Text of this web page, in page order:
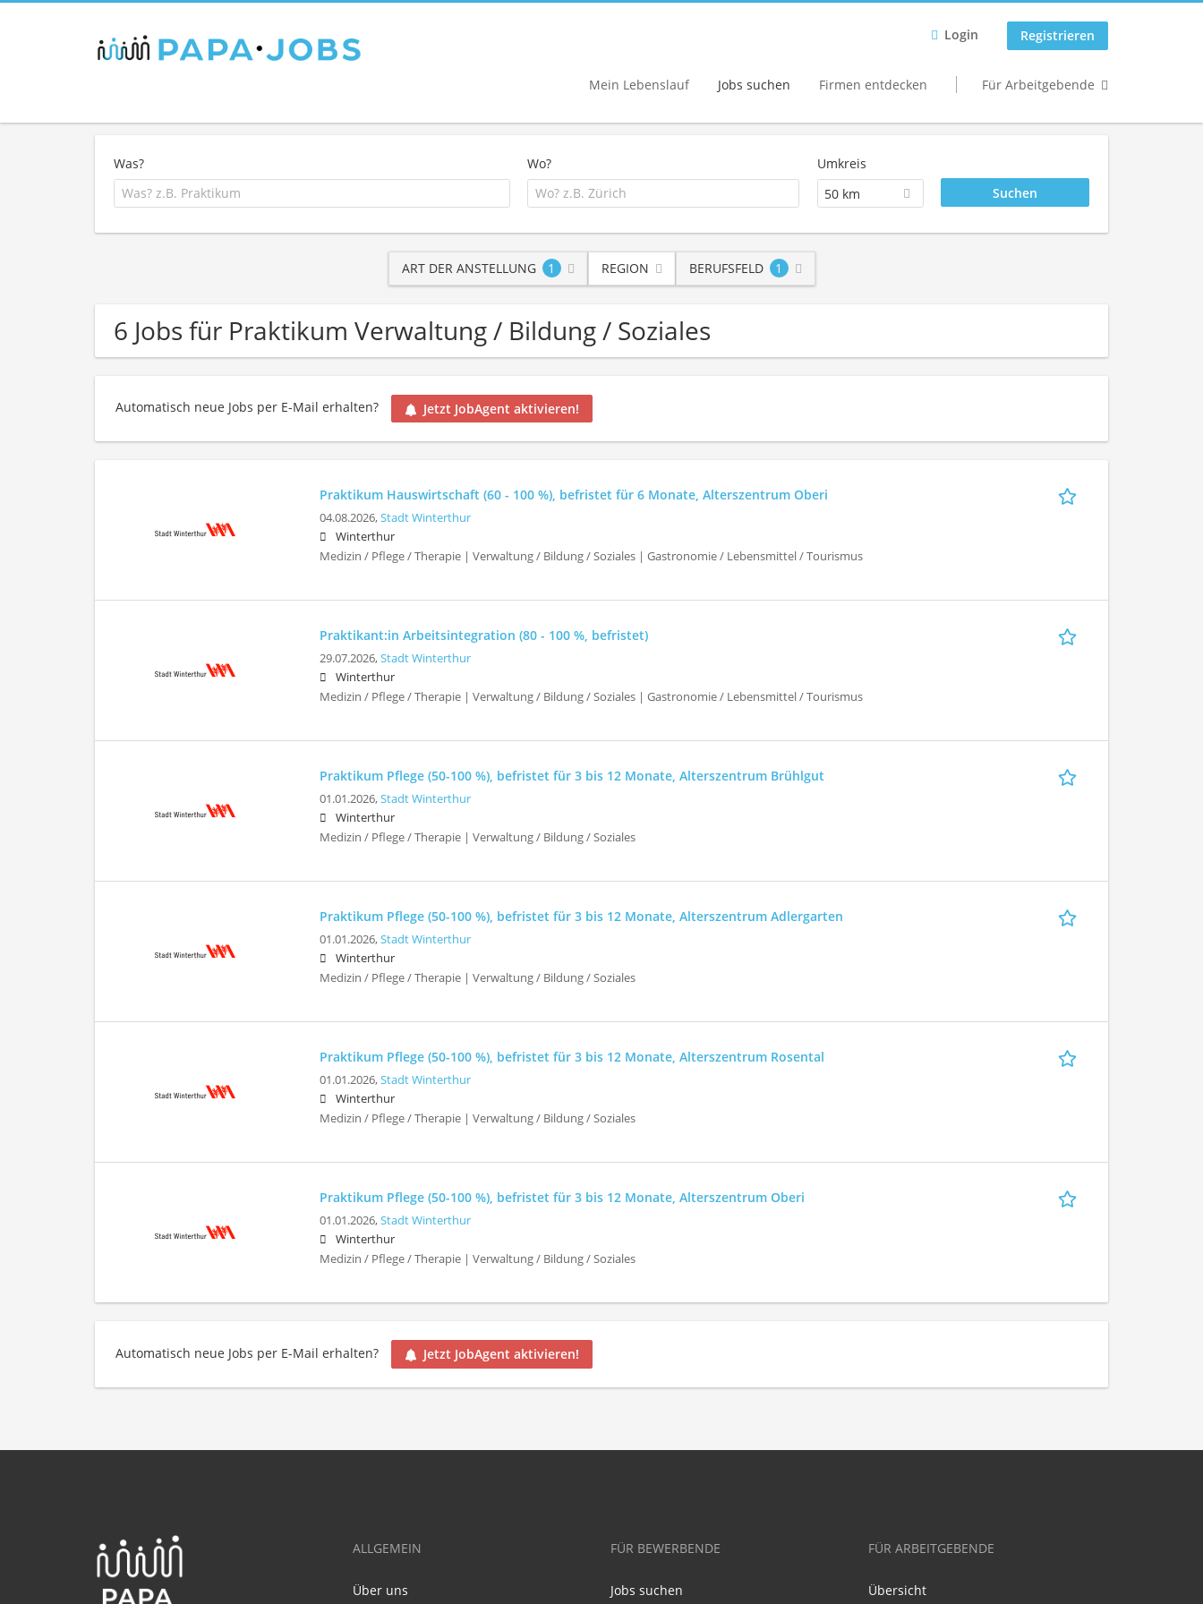
Login Registrieren
Mein Lebenslauf Jobs suchen Firmen entdecken Für Arbeitgebende
Was? Wo?
Umkreis
50 km
ART DER ANSTELLUNG 1 REGION BERUFSFELD 1
6 Jobs für Praktikum Verwaltung / Bildung / Soziales
Automatisch neue Jobs per E-Mail erhalten? Jetzt JobAgent aktivieren!
Praktikum Hauswirtschaft (60 - 100 %), befristet für 6 Monate, Alterszentrum Oberi
04.08.2026,Stadt Winterthur
Winterthur
Medizin / Pflege / Therapie | Verwaltung / Bildung / Soziales | Gastronomie / Lebensmittel / Tourismus
Praktikant:in Arbeitsintegration (80 - 100 %, befristet)
29.07.2026,Stadt Winterthur
Winterthur
Medizin / Pflege / Therapie | Verwaltung / Bildung / Soziales | Gastronomie / Lebensmittel / Tourismus
Praktikum Pflege (50-100 %), befristet für 3 bis 12 Monate, Alterszentrum Brühlgut
01.01.2026,Stadt Winterthur
Winterthur
Medizin / Pflege / Therapie | Verwaltung / Bildung / Soziales
Praktikum Pflege (50-100 %), befristet für 3 bis 12 Monate, Alterszentrum Adlergarten
01.01.2026,Stadt Winterthur
Winterthur
Medizin / Pflege / Therapie | Verwaltung / Bildung / Soziales
Praktikum Pflege (50-100 %), befristet für 3 bis 12 Monate, Alterszentrum Rosental
01.01.2026,Stadt Winterthur
Winterthur
Medizin / Pflege / Therapie | Verwaltung / Bildung / Soziales
Praktikum Pflege (50-100 %), befristet für 3 bis 12 Monate, Alterszentrum Oberi
01.01.2026,Stadt Winterthur
Winterthur
Medizin / Pflege / Therapie | Verwaltung / Bildung / Soziales
Automatisch neue Jobs per E-Mail erhalten? Jetzt JobAgent aktivieren!
ALLGEMEIN
Über uns
FÜR BEWERBENDE
Jobs suchen
FÜR ARBEITGEBENDE
Übersicht